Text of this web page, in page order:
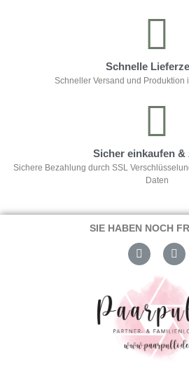
Schnelle
Schneller Versand und Produktion
Sicher einkaufen &
Sichere Bezahlung durch SSL
Daten
SIE HABEN NOCH